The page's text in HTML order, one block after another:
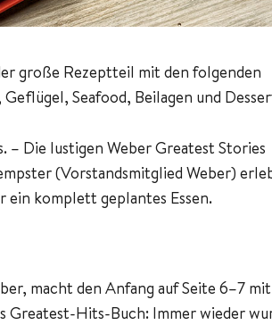
große Rezeptteil mit den folgenden
Seafood, Beilagen und
Die lustigen Weber Greatest Stories
(Vorstandsmitglied Weber)
ein komplett geplantes Essen.
macht den Anfang auf Seite 6–7
Hits-Buch: Immer wieder